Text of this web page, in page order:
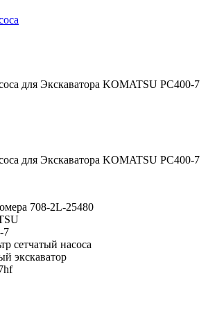
для Экскаватора KOMATSU PC400-7
для Экскаватора KOMATSU PC400-7
708-2L-25480
7
сетчатый насоса
экскаватор